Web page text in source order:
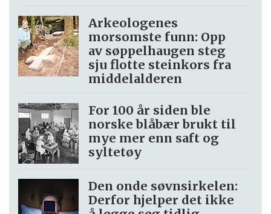
Arkeologenes
morsomste funn: Opp
av søppel­haugen steg
sju flotte steinkors fra
middelalderen
For 100 år siden ble
norske blåbær brukt til
mye mer enn saft og
syltetøy
Den onde søvnsirkelen:
Derfor hjelper det ikke